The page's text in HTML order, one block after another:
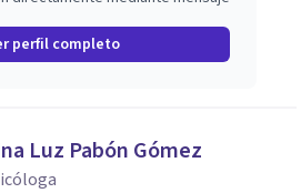
perfil completo
Luz Pabón Gómez